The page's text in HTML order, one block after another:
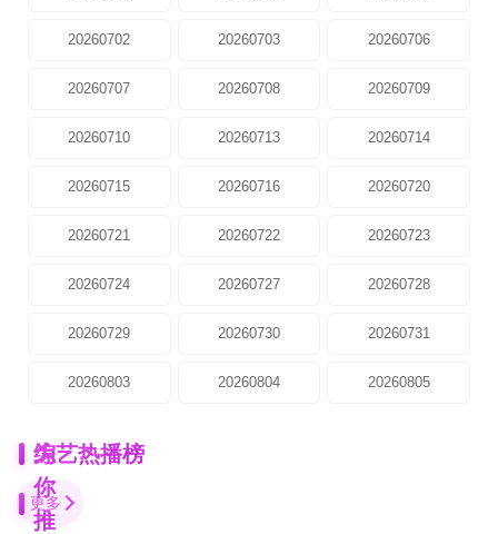
20260702 20260703 20260706
20260707 20260708 20260709
20260710 20260713 20260714
20260715 20260716 20260720
20260721 20260722 20260723
20260724 20260727 20260728
20260729 20260730 20260731
20260803 20260804 20260805
为
你
推
综艺热播榜
更多